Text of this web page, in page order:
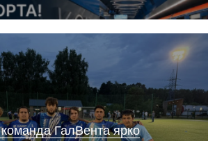
ГалВента ярко